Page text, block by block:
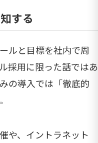
する
ルと目標を社内で周
採用に限った話ではあ
の導入では「徹底的
や、イントラネット